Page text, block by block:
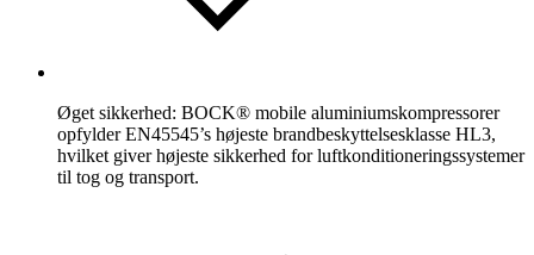
Øget sikkerhed: BOCK® mobile aluminiumskompressorer
opfylder EN45545’s højeste brandbeskyttelsesklasse HL3,
hvilket giver højeste sikkerhed for luftkonditioneringssystemer
til tog og transport.